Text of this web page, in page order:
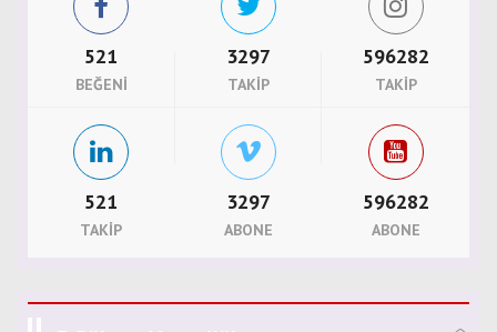
521
BEĞENI
3297
TAKIP
596282
TAKIP
521
TAKIP
3297
ABONE
596282
ABONE